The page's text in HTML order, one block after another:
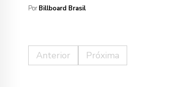
Por Billboard Brasil
Anterior Próxima